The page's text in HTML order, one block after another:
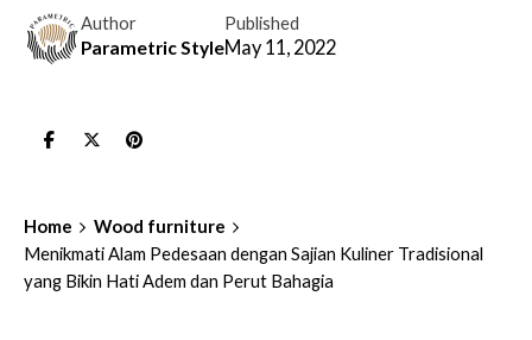
Author
Parametric Style
Published
May 11, 2022
Home
Wood furniture
Menikmati Alam Pedesaan dengan Sajian Kuliner Tradisional
yang Bikin Hati Adem dan Perut Bahagia